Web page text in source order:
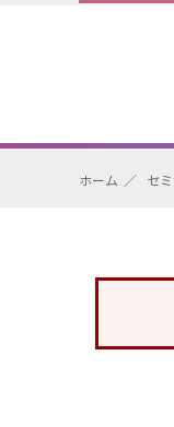
ホーム セ